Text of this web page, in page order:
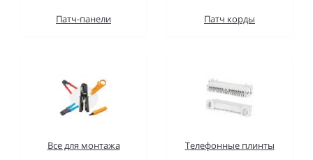
Патч-панели Патч корды
Все для монтажа Телефонные плинты